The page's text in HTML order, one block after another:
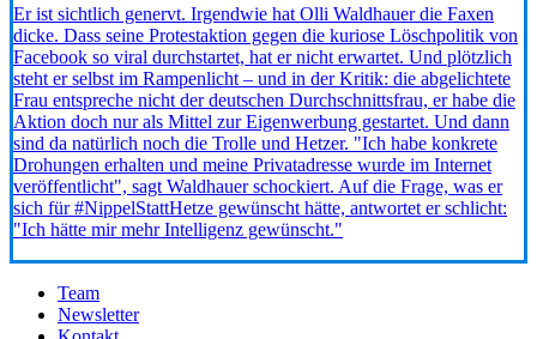
Er ist sichtlich genervt. Irgendwie hat Olli Waldhauer die Faxen
dicke. Dass seine Protestaktion gegen die kuriose Löschpolitik von
Facebook so viral durchstartet, hat er nicht erwartet. Und plötzlich
steht er selbst im Rampenlicht – und in der Kritik: die abgelichtete
Frau entspreche nicht der deutschen Durchschnittsfrau, er habe die
Aktion doch nur als Mittel zur Eigenwerbung gestartet. Und dann
sind da natürlich noch die Trolle und Hetzer. "Ich habe konkrete
Drohungen erhalten und meine Privatadresse wurde im Internet
veröffentlicht", sagt Waldhauer schockiert. Auf die Frage, was er
sich für #NippelStattHetze gewünscht hätte, antwortet er schlicht:
"Ich hätte mir mehr Intelligenz gewünscht."
Team
Newsletter